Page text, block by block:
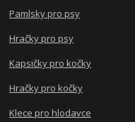
Pamlsky pro psy
Hračky pro psy
Kapsičky pro kočky
Hračky pro kočky
Klece pro hlodavce